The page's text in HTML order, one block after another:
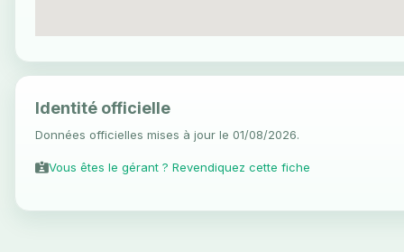
Identité officielle
Données officielles mises à jour le 01/08/2026.
Vous êtes le gérant ? Revendiquez cette fiche